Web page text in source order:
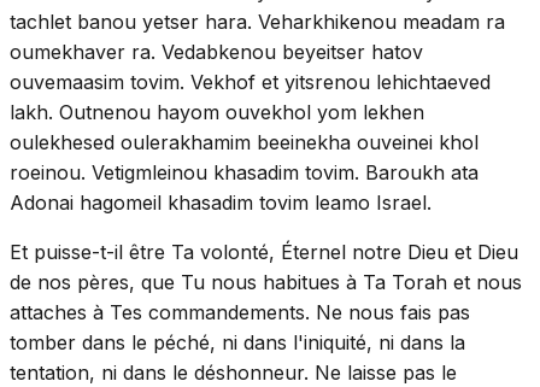
tachlet banou yetser hara. Veharkhikenou meadam ra
oumekhaver ra. Vedabkenou beyeitser hatov
ouvemaasim tovim. Vekhof et yitsrenou lehichtaeved
lakh. Outnenou hayom ouvekhol yom lekhen
oulekhesed oulerakhamim beeinekha ouveinei khol
roeinou. Vetigmleinou khasadim tovim. Baroukh ata
Adonai hagomeil khasadim tovim leamo Israel.
Et puisse-t-il être Ta volonté, Éternel notre Dieu et Dieu
de nos pères, que Tu nous habitues à Ta Torah et nous
attaches à Tes commandements. Ne nous fais pas
tomber dans le péché, ni dans l'iniquité, ni dans la
tentation, ni dans le déshonneur. Ne laisse pas le